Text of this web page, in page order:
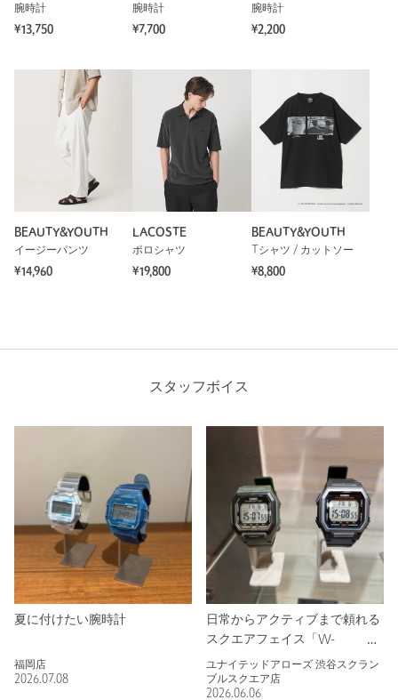
腕時計
¥13,750
腕時計
¥7,700
腕時計
¥2,200
BEAUTY&YOUTH
イージーパンツ
¥14,960
LACOSTE
ポロシャツ
¥19,800
BEAUTY&YOUTH
Tシャツ / カットソー
¥8,800
スタッフボイス
夏に付けたい腕時計
福岡店
2026.07.08
日常からアクティブまで頼れる
スクエアフェイス「W-
738H」。
ユナイテッドアローズ 渋谷スクラン
ブルスクエア店
2026.06.06